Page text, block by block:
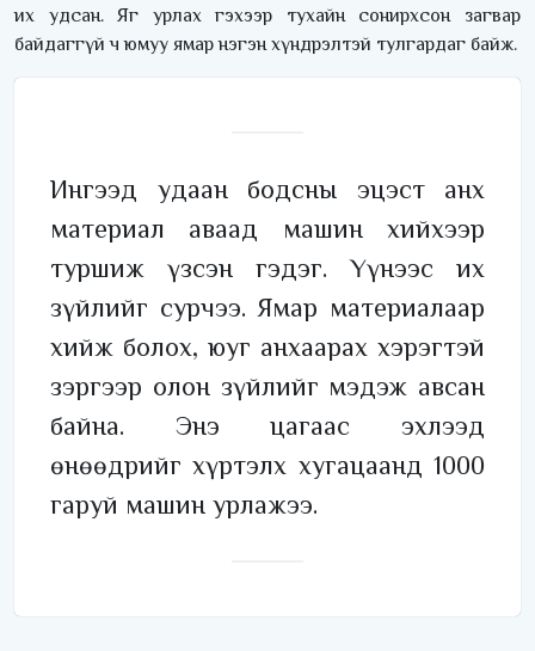
их удсан. Яг урлах гэхээр тухайн сонирхсон загвар
байдаггүй ч юмуу ямар нэгэн хүндрэлтэй тулгардаг байж.
Ингээд удаан бодсны эцэст анх
материал аваад машин хийхээр
туршиж үзсэн гэдэг. Үүнээс их
зүйлийг сурчээ. Ямар материалаар
хийж болох, юуг анхаарах хэрэгтэй
зэргээр олон зүйлийг мэдэж авсан
байна. Энэ цагаас эхлээд
өнөөдрийг хүртэлх хугацаанд 1000
гаруй машин урлажээ.